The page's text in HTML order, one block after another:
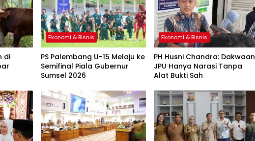
di
Ekonomi & Bisnis
PS Palembang U-15 Melaju ke
Semifinal Piala Gubernur
Sumsel 2026
Ekonomi & Bisnis
PH Husni Chandra: Dakwaan
JPU Hanya Narasi Tanpa
Alat Bukti Sah